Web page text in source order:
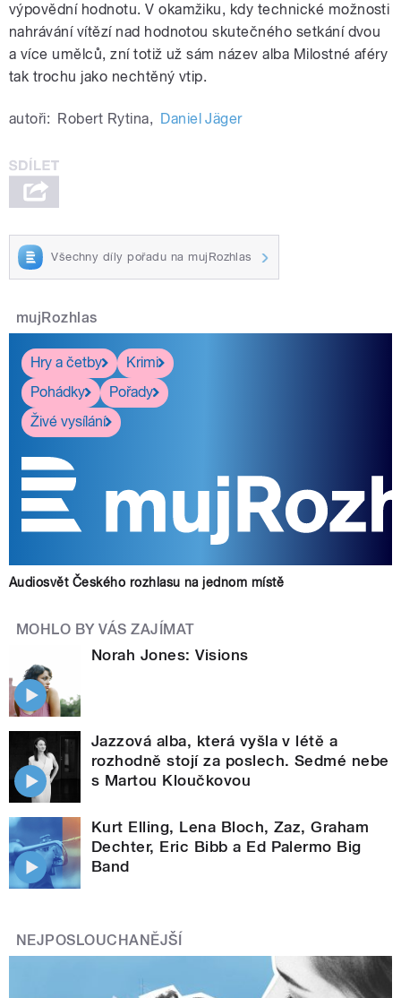
výpovědní hodnotu. V okamžiku, kdy technické možnosti
nahrávání vítězí nad hodnotou skutečného setkání dvou
a více umělců, zní totiž už sám název alba Milostné aféry
tak trochu jako nechtěný vtip.
autoři: Robert Rytina, Daniel Jäger
Všechny díly pořadu na mujRozhlas
mujRozhlas
Hry a četby
Krimi
Pohádky
Pořady
Živé vysílání
Audiosvět Českého rozhlasu na jednom místě
MOHLO BY VÁS ZAJÍMAT
Norah Jones: Visions
Jazzová alba, která vyšla v létě a
rozhodně stojí za poslech. Sedmé nebe
s Martou Kloučkovou
Kurt Elling, Lena Bloch, Zaz, Graham
Dechter, Eric Bibb a Ed Palermo Big
Band
NEJPOSLOUCHANĚJŠÍ